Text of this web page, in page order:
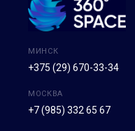
МИНСК
+375 (29) 670-33-34
МОСКВА
+7 (985) 332 65 67